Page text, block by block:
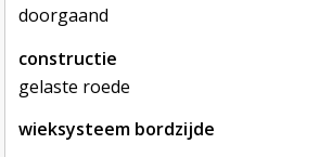
doorgaand
constructie
gelaste roede
wieksysteem bordzijde